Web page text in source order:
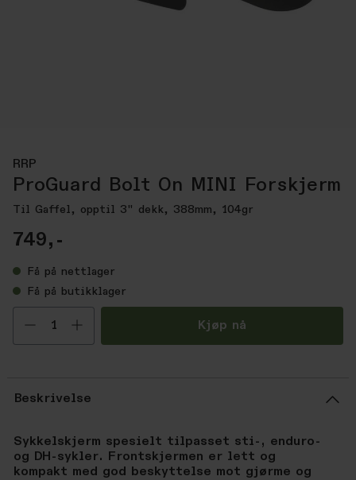
RRP
ProGuard Bolt On MINI Forskjerm
Til Gaffel, opptil 3" dekk, 388mm, 104gr
749,-
Få på nettlager
Få på butikklager
Velg antall Kjøp nå
Beskrivelse
Sykkelskjerm spesielt tilpasset sti-, enduro-
og DH-sykler. Frontskjermen er lett og
kompakt med god beskyttelse mot gjørme og